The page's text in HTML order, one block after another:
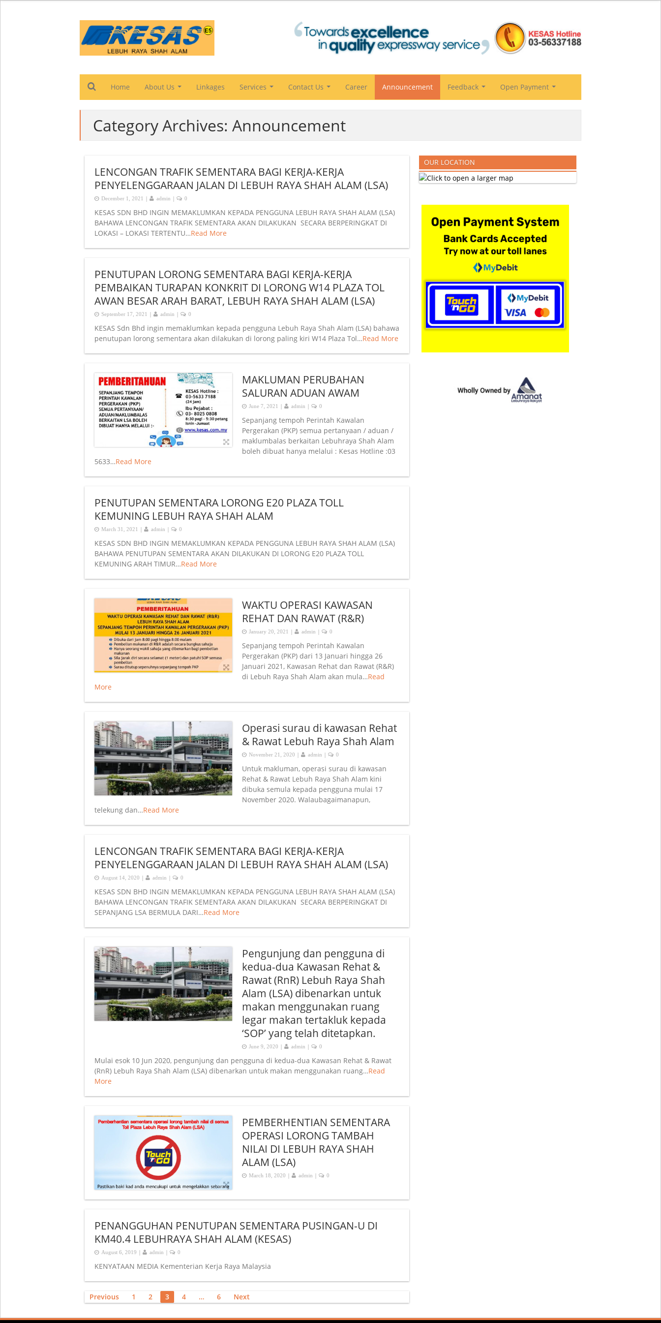
Home About Us Linkages Services Contact Us Career Announcement Feedback Open Payment
Category Archives: Announcement
LENCONGAN TRAFIK SEMENTARA BAGI KERJA-KERJA
PENYELENGGARAAN JALAN DI LEBUH RAYA SHAH ALAM (LSA)
December 1, 2021 | admin | 0
KESAS SDN BHD INGIN MEMAKLUMKAN KEPADA PENGGUNA LEBUH RAYA SHAH ALAM (LSA)
BAHAWA LENCONGAN TRAFIK SEMENTARA AKAN DILAKUKAN SECARA BERPERINGKAT DI
LOKASI – LOKASI TERTENTU…Read More
PENUTUPAN LORONG SEMENTARA BAGI KERJA-KERJA
PEMBAIKAN TURAPAN KONKRIT DI LORONG W14 PLAZA TOL
AWAN BESAR ARAH BARAT, LEBUH RAYA SHAH ALAM (LSA)
September 17, 2021 | admin | 0
KESAS Sdn Bhd ingin memaklumkan kepada pengguna Lebuh Raya Shah Alam (LSA) bahawa
penutupan lorong sementara akan dilakukan di lorong paling kiri W14 Plaza Tol…Read More
MAKLUMAN PERUBAHAN
SALURAN ADUAN AWAM
June 7, 2021 | admin | 0
Sepanjang tempoh Perintah Kawalan
Pergerakan (PKP) semua pertanyaan / aduan /
maklumbalas berkaitan Lebuhraya Shah Alam
boleh dibuat hanya melalui : Kesas Hotline :03
5633…Read More
PENUTUPAN SEMENTARA LORONG E20 PLAZA TOLL
KEMUNING LEBUH RAYA SHAH ALAM
March 31, 2021 | admin | 0
KESAS SDN BHD INGIN MEMAKLUMKAN KEPADA PENGGUNA LEBUH RAYA SHAH ALAM (LSA)
BAHAWA PENUTUPAN SEMENTARA AKAN DILAKUKAN DI LORONG E20 PLAZA TOLL
KEMUNING ARAH TIMUR…Read More
WAKTU OPERASI KAWASAN
REHAT DAN RAWAT (R&R)
January 20, 2021 | admin | 0
Sepanjang tempoh Perintah Kawalan
Pergerakan (PKP) dari 13 Januari hingga 26
Januari 2021, Kawasan Rehat dan Rawat (R&R)
di Lebuh Raya Shah Alam akan mula…Read
More
Operasi surau di kawasan Rehat
& Rawat Lebuh Raya Shah Alam
November 21, 2020 | admin | 0
Untuk makluman, operasi surau di kawasan
Rehat & Rawat Lebuh Raya Shah Alam kini
dibuka semula kepada pengguna mulai 17
November 2020. Walaubagaimanapun,
telekung dan…Read More
LENCONGAN TRAFIK SEMENTARA BAGI KERJA-KERJA
PENYELENGGARAAN JALAN DI LEBUH RAYA SHAH ALAM (LSA)
August 14, 2020 | admin | 0
KESAS SDN BHD INGIN MEMAKLUMKAN KEPADA PENGGUNA LEBUH RAYA SHAH ALAM (LSA)
BAHAWA LENCONGAN TRAFIK SEMENTARA AKAN DILAKUKAN SECARA BERPERINGKAT DI
SEPANJANG LSA BERMULA DARI…Read More
Pengunjung dan pengguna di
kedua-dua Kawasan Rehat &
Rawat (RnR) Lebuh Raya Shah
Alam (LSA) dibenarkan untuk
makan menggunakan ruang
legar makan tertakluk kepada
‘SOP’ yang telah ditetapkan.
June 9, 2020 | admin | 0
Mulai esok 10 Jun 2020, pengunjung dan pengguna di kedua-dua Kawasan Rehat & Rawat
(RnR) Lebuh Raya Shah Alam (LSA) dibenarkan untuk makan menggunakan ruang…Read
More
PEMBERHENTIAN SEMENTARA
OPERASI LORONG TAMBAH
NILAI DI LEBUH RAYA SHAH
ALAM (LSA)
March 18, 2020 | admin | 0
PENANGGUHAN PENUTUPAN SEMENTARA PUSINGAN-U DI
KM40.4 LEBUHRAYA SHAH ALAM (KESAS)
August 6, 2019 | admin | 0
KENYATAAN MEDIA Kementerian Kerja Raya Malaysia
Posts
Previous 1 2 3 4 … 6 Next
OUR LOCATION